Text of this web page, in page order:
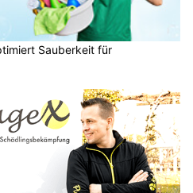
Sauberkeit für